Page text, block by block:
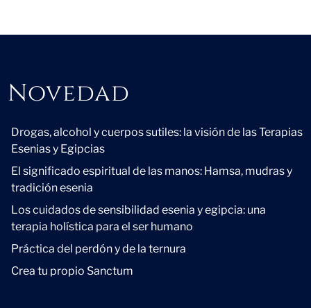
Novedad
Novedad
Drogas, alcohol y cuerpos sutiles: la visión de las Terapias
Esenias y Egipcias
El significado espiritual de las manos: Hamsa, mudras y
tradición esenia
Los cuidados de sensibilidad esenia y egipcia: una
terapia holística para el ser humano
Práctica del perdón y de la ternura
Crea tu propio Sanctum